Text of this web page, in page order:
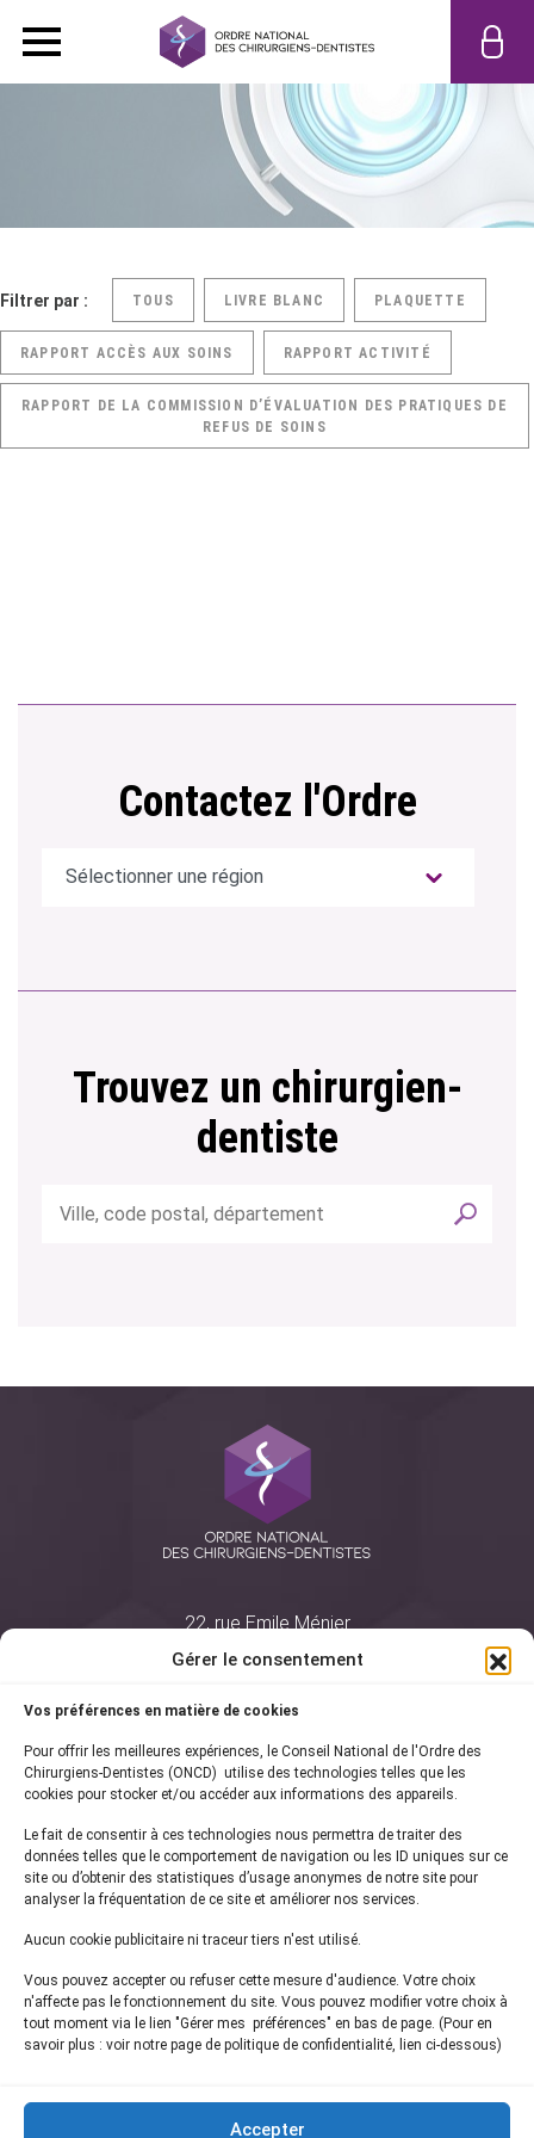
Gérer le consentement
Vos préférences en matière de cookies
Pour offrir les meilleures expériences, le Conseil National de l'Ordre des
Chirurgiens-Dentistes (ONCD) utilise des technologies telles que les
cookies pour stocker et/ou accéder aux informations des appareils.
Le fait de consentir à ces technologies nous permettra de traiter des
données telles que le comportement de navigation ou les ID uniques sur ce
site ou d’obtenir des statistiques d’usage anonymes de notre site pour
analyser la fréquentation de ce site et améliorer nos services.
Aucun cookie publicitaire ni traceur tiers n'est utilisé.
Vous pouvez accepter ou refuser cette mesure d'audience. Votre choix
n'affecte pas le fonctionnement du site. Vous pouvez modifier votre choix à
tout moment via le lien "Gérer mes préférences" en bas de page. (Pour en
savoir plus : voir notre page de politique de confidentialité, lien ci-dessous)
Accepter
Filtrer par : TOUS LIVRE BLANC PLAQUETTE
RAPPORT ACCÈS AUX SOINS RAPPORT ACTIVITÉ
RAPPORT DE LA COMMISSION D’ÉVALUATION DES PRATIQUES DE
REFUS DE SOINS
Contactez l'Ordre
Trouvez un chirurgien-
dentiste
22, rue Emile Ménier
75761 Paris Cedex 16
01 44 34 78 80
courrier@oncd.org
Actualités
Presse
Informations légales
Plan du site
Inscrivez-vous à notrenewsletter